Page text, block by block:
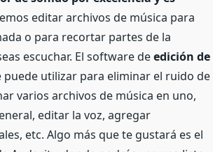
editar archivos de música para
o para recortar partes de la
escuchar. El software deedición de
puede utilizar para eliminar el ruido de
varios archivos de música en uno,
editar la voz, agregar
etc. Algo más que te gustará es el